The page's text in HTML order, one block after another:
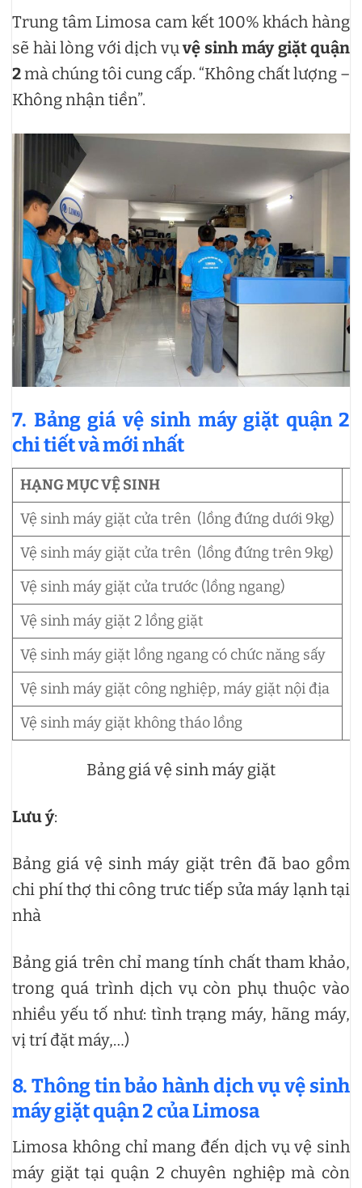
Trung tâm Limosa cam kết 100% khách hàng
sẽ hài lòng với dịch vụ vệ sinh máy giặt quận
2mà chúng tôi cung cấp. “Không chất lượng –
Không nhận tiền”.
7. Bảng giá vệ sinh máy giặt quận 2
chi tiết và mới nhất
HẠNG MỤC VỆ SINH
Vệ sinh máy giặt cửa trên (lồng đứng dưới 9kg)
Vệ sinh máy giặt cửa trên (lồng đứng trên 9kg)
Vệ sinh máy giặt cửa trước (lồng ngang)
Vệ sinh máy giặt 2 lồng giặt
Vệ sinh máy giặt lồng ngang có chức năng sấy
Vệ sinh máy giặt công nghiệp, máy giặt nội địa
Vệ sinh máy giặt không tháo lồng
Bảng giá vệ sinh máy giặt
Lưu ý:
Bảng giá vệ sinh máy giặt trên đã bao gồm
chi phí thợ thi công trưc tiếp sửa máy lạnh tại
nhà
Bảng giá trên chỉ mang tính chất tham khảo,
trong quá trình dịch vụ còn phụ thuộc vào
nhiều yếu tố như: tình trạng máy, hãng máy,
vị trí đặt máy,…)
8. Thông tin bảo hành dịch vụ vệ sinh
máy giặt quận 2 của Limosa
Limosa không chỉ mang đến dịch vụ vệ sinh
máy giặt tại quận 2 chuyên nghiệp mà còn